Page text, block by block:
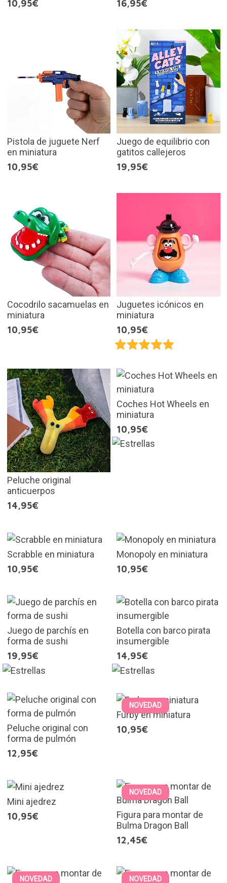
10,95€
16,95€
Pistola de juguete Nerf
en miniatura
10,95€
Juego de equilibrio con
gatitos callejeros
19,95€
Cocodrilo sacamuelas en
miniatura
10,95€
Juguetes icónicos en
miniatura
10,95€
Peluche original
anticuerpos
14,95€
Coches Hot Wheels en
miniatura
10,95€
Scrabble en miniatura
10,95€
Monopoly en miniatura
10,95€
Juego de parchís en
forma de sushi
19,95€
Botella con barco pirata
insumergible
14,95€
Peluche original con
forma de pulmón
12,95€
NOVEDAD
Furby en miniatura
10,95€
Mini ajedrez
10,95€
NOVEDAD
Figura para montar de
Bulma Dragon Ball
12,45€
NOVEDAD NOVEDAD